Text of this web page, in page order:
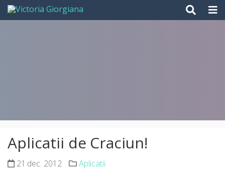
Skip
Aplicatii de Craciun!
21 dec. 2012 Aplicatii